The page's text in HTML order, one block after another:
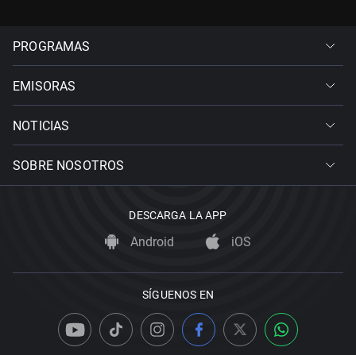
PROGRAMAS
EMISORAS
NOTICIAS
SOBRE NOSOTROS
DESCARGA LA APP
Android iOS
SÍGUENOS EN